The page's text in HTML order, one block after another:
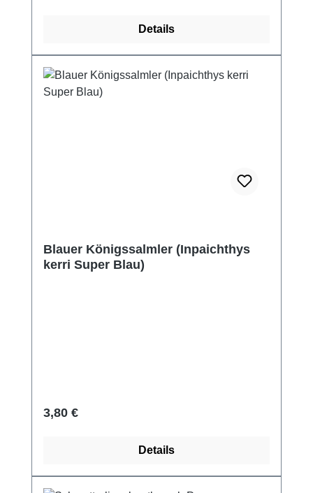
Details
Blauer Königssalmler (Inpaichthys
kerri Super Blau)
Regulärer Preis:
3,80 €
Details